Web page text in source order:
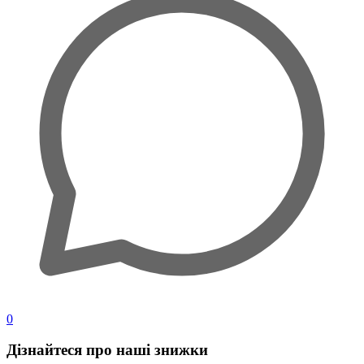
0
Дізнайтеся про наші знижки